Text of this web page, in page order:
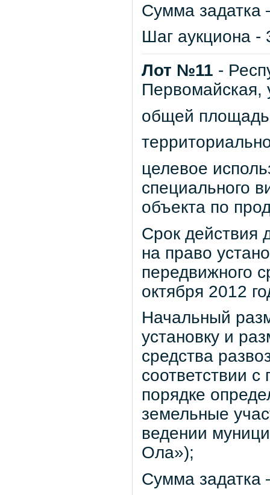
Сумма задатка
Шаг аукциона -
Лот №11 -
общей
целевое
специального
объекта по
Срок действия
на право
передвижного
октября 2012
Начальный
установку и
средства
соответствии
порядке
земельные
ведении
Ола»);
Сумма задатка